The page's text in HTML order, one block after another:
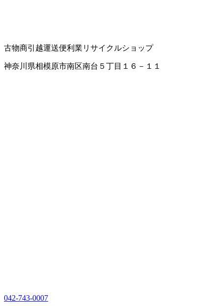
古物商引越運送便利業 リサイクルショップ
神奈川県相模原市南区南台５丁目１６－１１
042-743-0007